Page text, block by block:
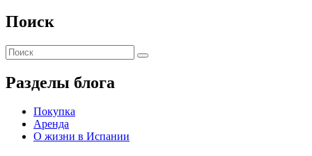
Поиск
Разделы блога
Покупка
Аренда
О жизни в Испании